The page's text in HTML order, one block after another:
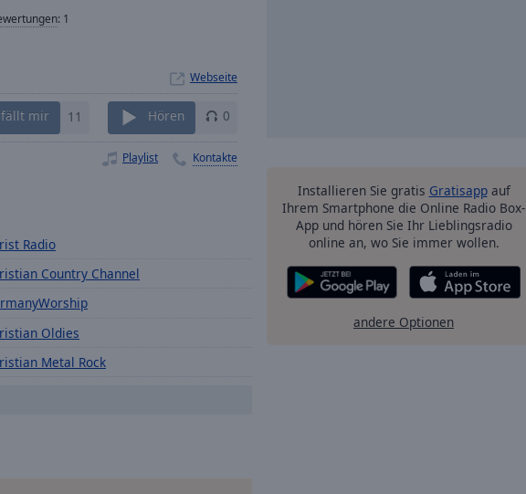
: 1
Webseite
mir 11 Hören 0
Playlist Kontakte
Radio
Country Channel
Oldies
Metal Rock
Installieren Sie gratis Gratisappauf
Ihrem Smartphone die Online Radio Box-
App und hören Sie Ihr Lieblingsradio
online an, wo Sie immer wollen.
andere Optionen